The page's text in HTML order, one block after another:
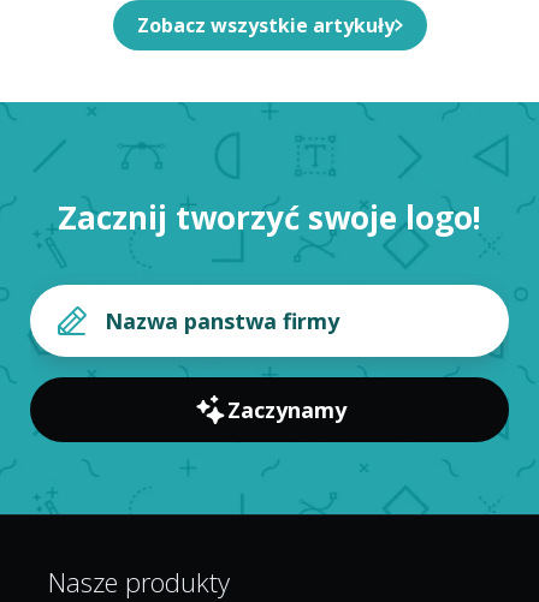
Zobacz wszystkie artykuły
Zacznij tworzyć swoje logo!
Zaczynamy
Nasze produkty